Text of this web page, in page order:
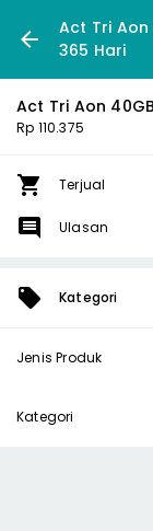
Act Tri Aon
365 Hari
Act Tri Aon
Rp 110.375
Terjual
Ulasan
Kategori
Jenis Produk
Kategori